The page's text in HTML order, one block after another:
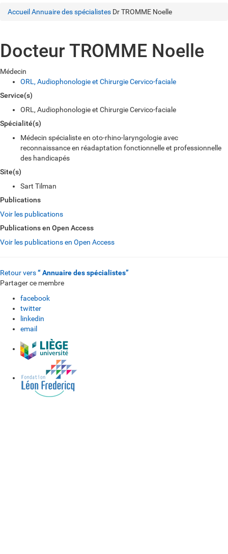
Accueil Annuaire des spécialistes Dr TROMME Noelle
Docteur TROMME Noelle
Médecin
ORL, Audiophonologie et Chirurgie Cervico-faciale
Service(s)
ORL, Audiophonologie et Chirurgie Cervico-faciale
Spécialité(s)
Médecin spécialiste en oto-rhino-laryngologie avec
reconnaissance en réadaptation fonctionnelle et professionnelle
des handicapés
Site(s)
Sart Tilman
Publications
Voir les publications
Publications en Open Access
Voir les publications en Open Access
Retour vers“ Annuaire des spécialistes”
Partager ce membre
facebook
twitter
linkedin
email